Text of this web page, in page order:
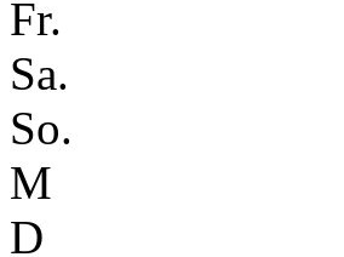
Fr.
Sa.
So.
M
D